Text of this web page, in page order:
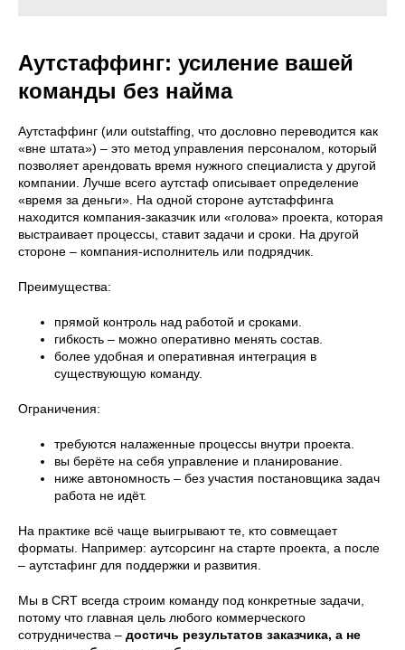
Аутстаффинг: усиление вашей
команды без найма
Аутстаффинг (или outstaffing, что дословно переводится как
«вне штата») – это метод управления персоналом, который
позволяет арендовать время нужного специалиста у другой
компании. Лучше всего аутстаф описывает определение
«время за деньги». На одной стороне аутстаффинга
находится компания-заказчик или «голова» проекта, которая
выстраивает процессы, ставит задачи и сроки. На другой
стороне – компания-исполнитель или подрядчик.
Преимущества:
прямой контроль над работой и сроками.
гибкость – можно оперативно менять состав.
более удобная и оперативная интеграция в
существующую команду.
Ограничения:
требуются налаженные процессы внутри проекта.
вы берёте на себя управление и планирование.
ниже автономность – без участия постановщика задач
работа не идёт.
На практике всё чаще выигрывают те, кто совмещает
форматы. Например: аутсорсинг на старте проекта, а после
– аутстафинг для поддержки и развития.
Мы в CRT всегда строим команду под конкретные задачи,
потому что главная цель любого коммерческого
сотрудничества – достичь результатов заказчика, а не